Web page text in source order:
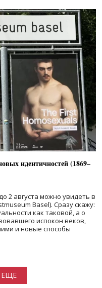
идентичностей (1869–
2 августа можно увидеть в
Basel). Сразу скажу:
как таковой, а о
испокон веков,
и новые способы
ЕЩЕ